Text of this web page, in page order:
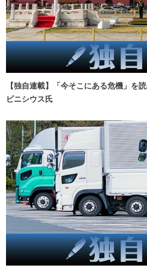
【独自連載】「今そこにある危機」を
ビニシウス氏